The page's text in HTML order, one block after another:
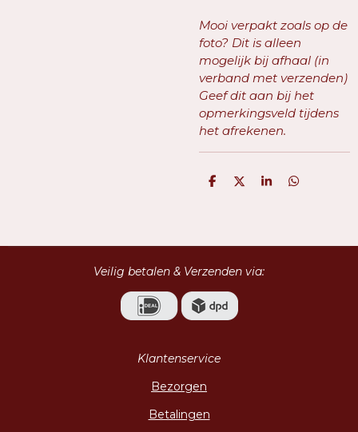
Mooi verpakt zoals op de
foto? Dit is alleen
mogelijk bij afhaal (in
verband met verzenden)
Geef dit aan bij het
opmerkingsveld tijdens
het afrekenen.
D
D
S
D
Veilig betalen & Verzenden via:
Klantenservice
Bezorgen
Betalingen